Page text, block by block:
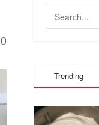
0
Trending